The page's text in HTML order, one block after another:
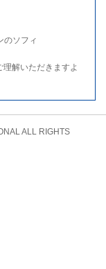
のソフィ
解いただきますよ